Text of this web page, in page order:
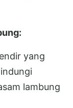
yang
lambung